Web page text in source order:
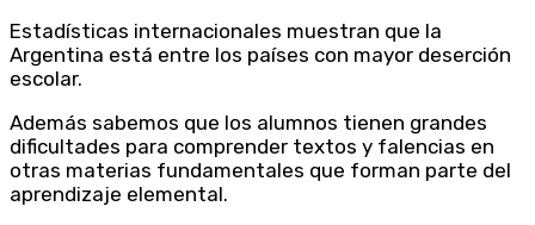
Estadísticas internacionales muestran que la
Argentina está entre los países con mayor deserción
escolar.
Además sabemos que los alumnos tienen grandes
dificultades para comprender textos y falencias en
otras materias fundamentales que forman parte del
aprendizaje elemental.